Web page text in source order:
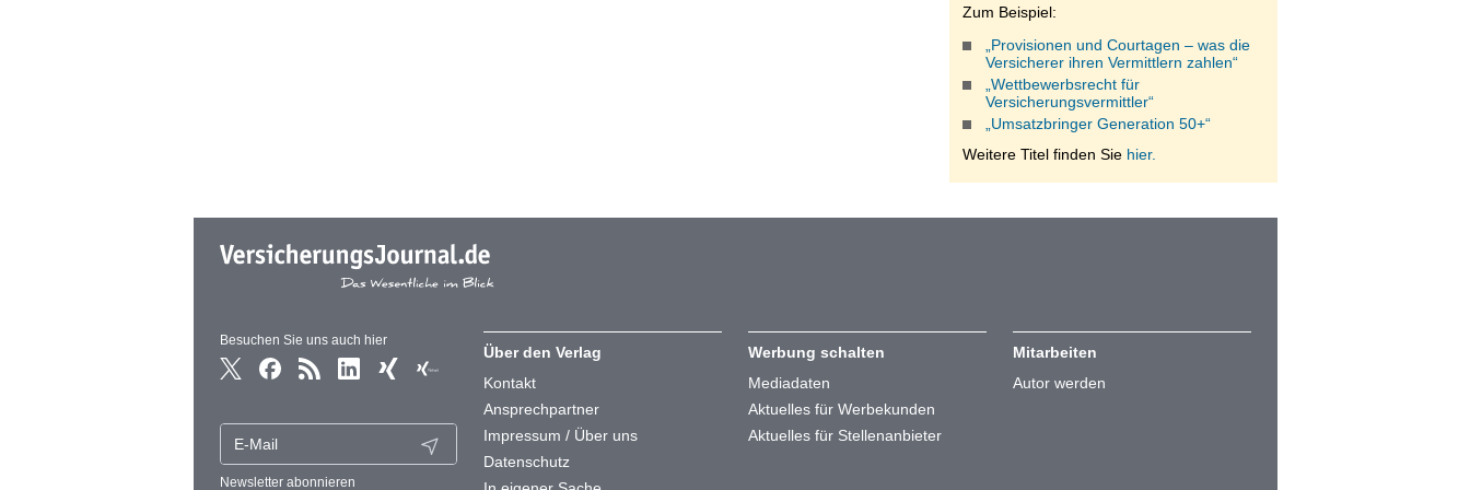
Zum Beispiel:
„Provisionen und Courtagen – was die
Versicherer ihren Vermittlern zahlen“
„Wettbewerbsrecht für
Versicherungsvermittler“
„Umsatzbringer Generation 50+“
Weitere Titel finden Sie hier.
Besuchen Sie uns auch hier
Newsletter abonnieren
Über den Verlag
Kontakt
Ansprechpartner
Impressum / Über uns
Datenschutz
Werbung schalten
Mediadaten
Aktuelles für Werbekunden
Aktuelles für Stellenanbieter
Mitarbeiten
Autor werden